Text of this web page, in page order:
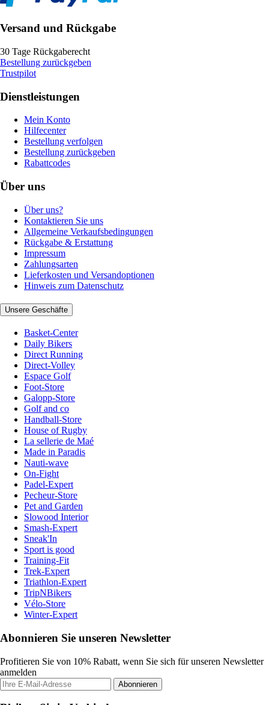
Versand und Rückgabe
30 Tage Rückgaberecht
Bestellung zurückgeben
Trustpilot
Dienstleistungen
Mein Konto
Hilfecenter
Bestellung verfolgen
Bestellung zurückgeben
Rabattcodes
Über uns
Über uns?
Kontaktieren Sie uns
Allgemeine Verkaufsbedingungen
Rückgabe & Erstattung
Impressum
Zahlungsarten
Lieferkosten und Versandoptionen
Hinweis zum Datenschutz
Unsere Geschäfte
Basket-Center
Daily Bikers
Direct Running
Direct-Volley
Espace Golf
Foot-Store
Galopp-Store
Golf and co
Handball-Store
House of Rugby
La sellerie de Maé
Made in Paradis
Nauti-wave
On-Fight
Padel-Expert
Pecheur-Store
Pet and Garden
Slowood Interior
Smash-Expert
Sneak'In
Sport is good
Training-Fit
Trek-Expert
Triathlon-Expert
TripNBikers
Vélo-Store
Winter-Expert
Abonnieren Sie unseren Newsletter
Profitieren Sie von 10% Rabatt, wenn Sie sich für unseren Newsletter
anmelden
Abonnieren